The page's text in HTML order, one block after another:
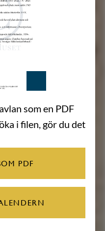
som en PDF
i filen, gör du det
PDF